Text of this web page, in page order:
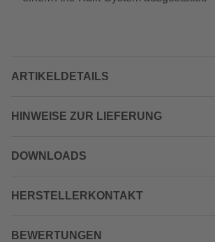
ARTIKELDETAILS
HINWEISE ZUR LIEFERUNG
DOWNLOADS
HERSTELLERKONTAKT
BEWERTUNGEN